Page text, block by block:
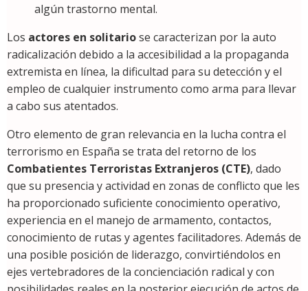
algún trastorno mental.
Los actores en solitariose caracterizan por la auto
radicalización debido a la accesibilidad a la propaganda
extremista en línea, la dificultad para su detección y el
empleo de cualquier instrumento como arma para llevar
a cabo sus atentados.
Otro elemento de gran relevancia en la lucha contra el
terrorismo en España se trata del retorno de los
Combatientes Terroristas Extranjeros (CTE), dado
que su presencia y actividad en zonas de conflicto que les
ha proporcionado suficiente conocimiento operativo,
experiencia en el manejo de armamento, contactos,
conocimiento de rutas y agentes facilitadores. Además de
una posible posición de liderazgo, convirtiéndolos en
ejes vertebradores de la concienciación radical y con